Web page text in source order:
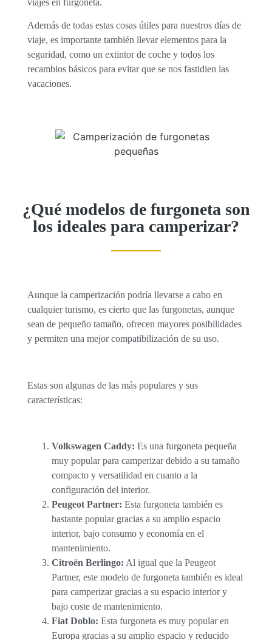
Además de todas estas cosas útiles para nuestros días de
viaje, es importante también llevar elementos para la
seguridad, como un extintor de coche y todos los
recambios básicos para evitar que se nos fastidien las
vacaciones.
¿Qué modelos de furgoneta son
los ideales para camperizar?
Aunque la camperización podría llevarse a cabo en
cualquier turismo, es cierto que las furgonetas, aunque
sean de pequeño tamaño, ofrecen mayores posibilidades
y permiten una mejor compatibilización de su uso.
Estas son algunas de las más populares y sus
características:
Volkswagen Caddy: Es una furgoneta pequeña
muy popular para camperizar debido a su tamaño
compacto y versatilidad en cuanto a la
configuración del interior.
Peugeot Partner: Esta furgoneta también es
bastante popular gracias a su amplio espacio
interior, bajo consumo y economía en el
mantenimiento.
Citroën Berlingo: Al igual que la Peugeot
Partner, este modelo de furgoneta también es ideal
para camperizar gracias a su espacio interior y
bajo coste de mantenimiento.
Fiat Doblo: Esta furgoneta es muy popular en
Europa gracias a su amplio espacio y reducido